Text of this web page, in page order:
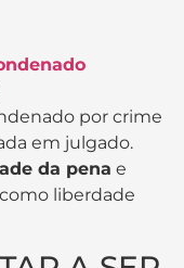
por crime
em julgado.
da pena e
como liberdade